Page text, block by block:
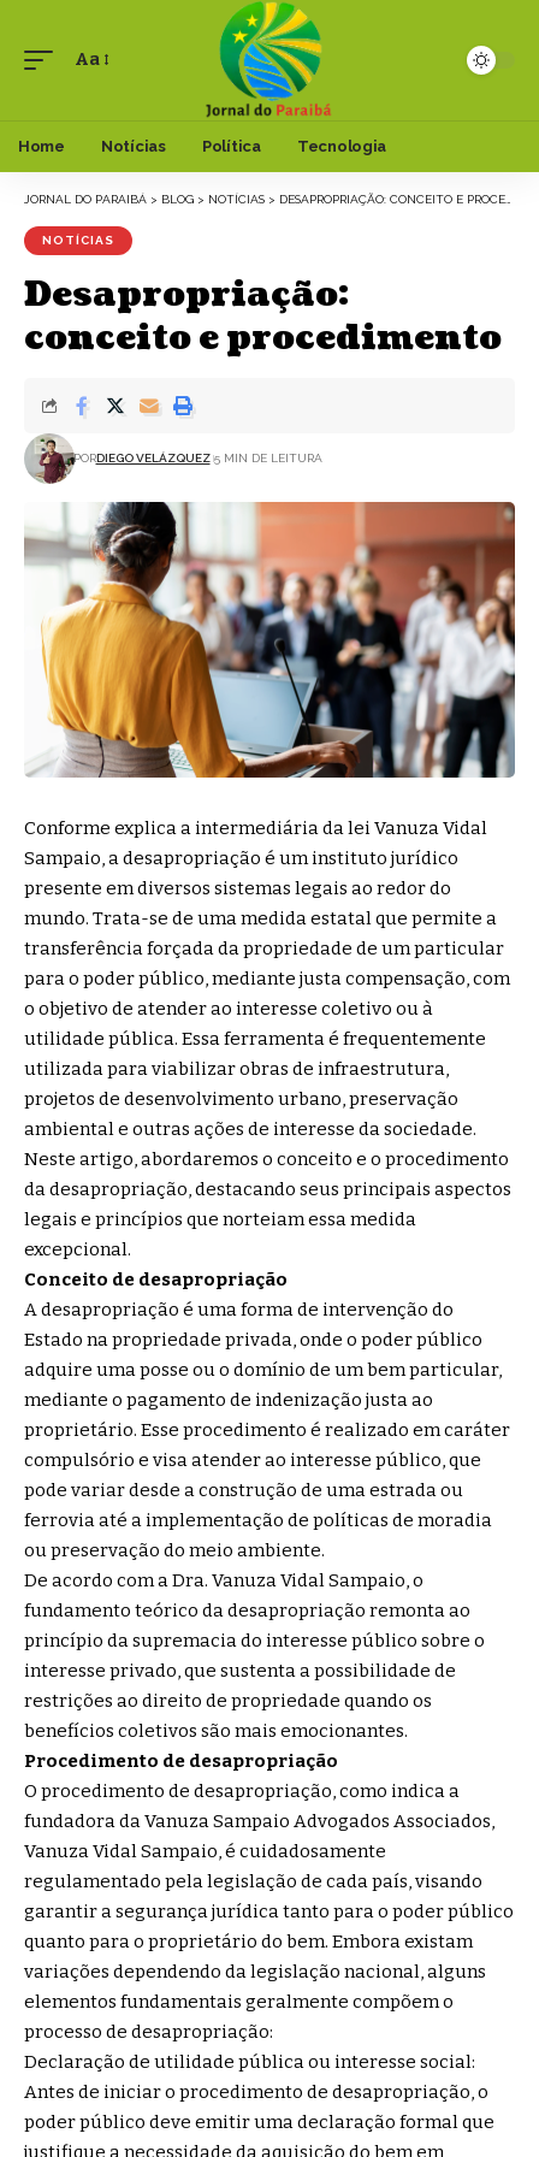
Aa
Home Notícias Política Tecnologia
JORNAL DO PARAIBÁ > BLOG > NOTÍCIAS > DESAPROPRIAÇÃO: CONCEITO E PROCEDIMENTO
NOTÍCIAS
Desapropriação:
conceito e procedimento
PORDIEGO VELÁZQUEZ 5 MIN DE LEITURA
Conforme explica a intermediária da lei Vanuza Vidal
Sampaio, a desapropriação é um instituto jurídico
presente em diversos sistemas legais ao redor do
mundo. Trata-se de uma medida estatal que permite a
transferência forçada da propriedade de um particular
para o poder público, mediante justa compensação, com
o objetivo de atender ao interesse coletivo ou à
utilidade pública. Essa ferramenta é frequentemente
utilizada para viabilizar obras de infraestrutura,
projetos de desenvolvimento urbano, preservação
ambiental e outras ações de interesse da sociedade.
Neste artigo, abordaremos o conceito e o procedimento
da desapropriação, destacando seus principais aspectos
legais e princípios que norteiam essa medida
excepcional.
Conceito de desapropriação
A desapropriação é uma forma de intervenção do
Estado na propriedade privada, onde o poder público
adquire uma posse ou o domínio de um bem particular,
mediante o pagamento de indenização justa ao
proprietário. Esse procedimento é realizado em caráter
compulsório e visa atender ao interesse público, que
pode variar desde a construção de uma estrada ou
ferrovia até a implementação de políticas de moradia
ou preservação do meio ambiente.
De acordo com a Dra. Vanuza Vidal Sampaio, o
fundamento teórico da desapropriação remonta ao
princípio da supremacia do interesse público sobre o
interesse privado, que sustenta a possibilidade de
restrições ao direito de propriedade quando os
benefícios coletivos são mais emocionantes.
Procedimento de desapropriação
O procedimento de desapropriação, como indica a
fundadora da Vanuza Sampaio Advogados Associados,
Vanuza Vidal Sampaio, é cuidadosamente
regulamentado pela legislação de cada país, visando
garantir a segurança jurídica tanto para o poder público
quanto para o proprietário do bem. Embora existam
variações dependendo da legislação nacional, alguns
elementos fundamentais geralmente compõem o
processo de desapropriação:
Declaração de utilidade pública ou interesse social:
Antes de iniciar o procedimento de desapropriação, o
poder público deve emitir uma declaração formal que